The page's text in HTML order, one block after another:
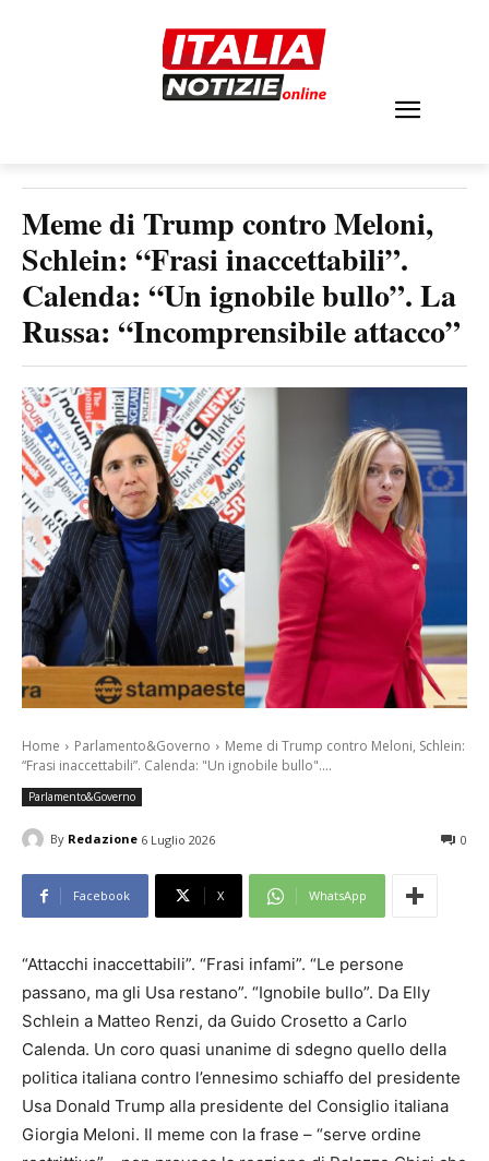
Meme di Trump contro Meloni,
Schlein: “Frasi inaccettabili”.
Calenda: “Un ignobile bullo”. La
Russa: “Incomprensibile attacco”
Home Parlamento&Governo
Meme di Trump contro Meloni, Schlein:
“Frasi inaccettabili”. Calenda: "Un ignobile bullo"....
Parlamento&Governo
By Redazione 6 Luglio 2026 0
Facebook X WhatsApp
“Attacchi inaccettabili”. “Frasi infami”. “Le persone
passano, ma gli Usa restano”. “Ignobile bullo”. Da Elly
Schlein a Matteo Renzi, da Guido Crosetto a Carlo
Calenda. Un coro quasi unanime di sdegno quello della
politica italiana contro l’ennesimo schiaffo del presidente
Usa Donald Trump alla presidente del Consiglio italiana
Giorgia Meloni. Il meme con la frase – “serve ordine